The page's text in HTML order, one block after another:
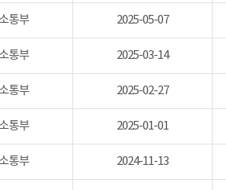
통부 2025-05-07
통부 2025-03-14
통부 2025-02-27
통부 2025-01-01
통부 2024-11-13